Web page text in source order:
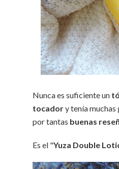
Nunca es suficiente un
tocadory tenía muchas
por tantas buenas
Es el "Yuza Double